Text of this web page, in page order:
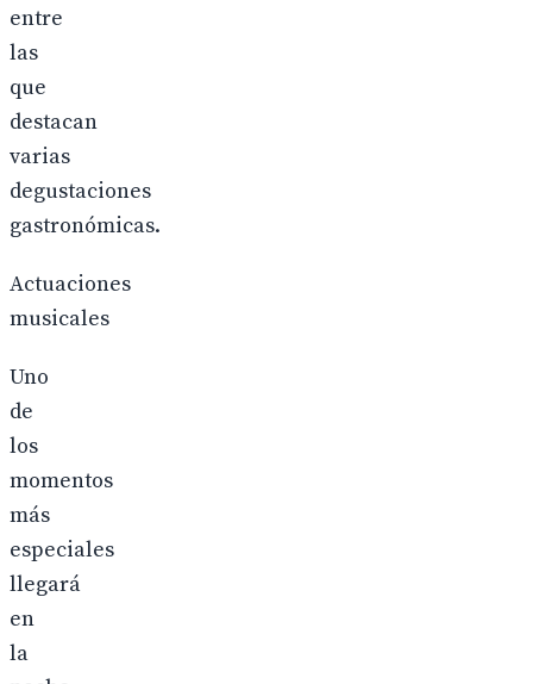
entre
las
que
destacan
varias
degustaciones
gastronómicas.
Actuaciones
musicales
Uno
de
los
momentos
más
especiales
llegará
en
la